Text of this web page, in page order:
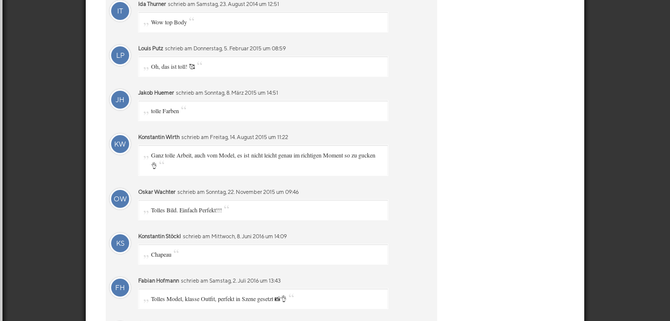
IT
Ida Thurner schrieb am Samstag, 23. August 2014 um 12:51
„ Wow top Body “
LP
Louis Putz schrieb am Donnerstag, 5. Februar 2015 um 08:59
„ Oh, das ist toll! 🥰 “
JH
Jakob Huemer schrieb am Sonntag, 8. März 2015 um 14:51
„ tolle Farben “
KW
Konstantin Wirth schrieb am Freitag, 14. August 2015 um 11:22
„ Ganz tolle Arbeit, auch vom Model, es ist nicht leicht genau im richtigen Moment so zu gucken
👌 “
OW
Oskar Wachter schrieb am Sonntag, 22. November 2015 um 09:46
„ Tolles Bild. Einfach Perfekt!!! “
KS
Konstantin Stöckl schrieb am Mittwoch, 8. Juni 2016 um 14:09
„ Chapeau “
FH
Fabian Hofmann schrieb am Samstag, 2. Juli 2016 um 13:43
„ Tolles Model, klasse Outfit, perfekt in Szene gesetzt 📸👌 “